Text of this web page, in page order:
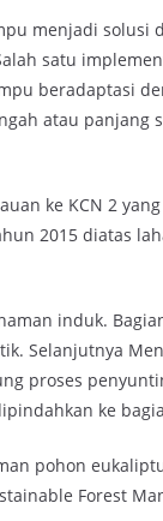
menjadi solusi
satu
beradaptasi
atau
ke KCN 2
2015 diatas
induk.
Selanjutnya
proses
ke
pohon
Forest